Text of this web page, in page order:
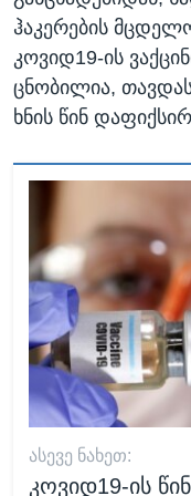
ჰაკერების
კოვიდ19-ის
ცნობილია,
ხნის წინ
ᲐᲡᲔᲕᲔ ᲜᲐᲮᲔᲗ:
კოვიდ19-ის